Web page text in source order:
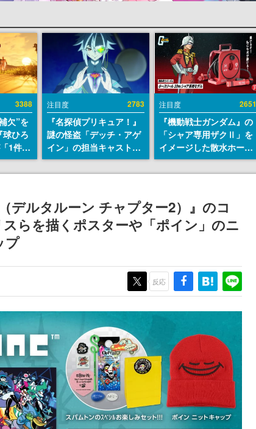
3388
欠”を
球ひろ
1件」
トをも
応し
手から
注目度 2783
『名探偵プリキュア！』
謎の怪盗「デッチ・アゲ
イン」の担当キャストは
天﨑滉平さんと判明。
『Re:ゼロから始める異
『ヒプノシスマイク』山
田三郎役など
注目度 2651
『機動戦士ガンダム』の
「シャア専用ザクⅡ」を
イメージした散水ホース
リールが予約開始。本体
にはシャアのパーソナル
どを配置
デルタルーン チャプター2）』のコ
らを描くポスターや「ポイン」のニ
プ
反応